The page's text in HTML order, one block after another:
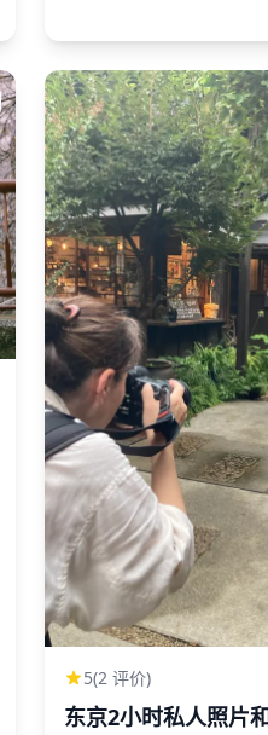
将在集合地点与您会面，并
款： 抵达摄影棚后，请向运营方支付参与费用(通常
需要现金)并确认参与规则。 -摄影会： 摄影会开
翻译将协助您与模特沟通 ◆参与费用(仅供参考)：价
格可能因模特级别而异。
与费用：约10,000日元 ②团体摄影会(每位参与者)：
参与费用：约5,000日元
的参与费用。 ◆包含： ・随行导游和翻译服务。 ・
无现金医疗服务 ◆不包含： ・参与费用 ・个人及其
他费用 ![]
(https://
![]
(https://
![]
(https://
![]
(https://
![]
(https://
![]
(https://
5(2 评价)
东京2小时私人照片